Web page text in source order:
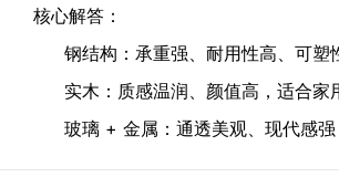
核心解答：
钢结构：承重强、耐用性高、可
实木：质感温润、颜值高，适合
玻璃 + 金属：通透美观、现代感